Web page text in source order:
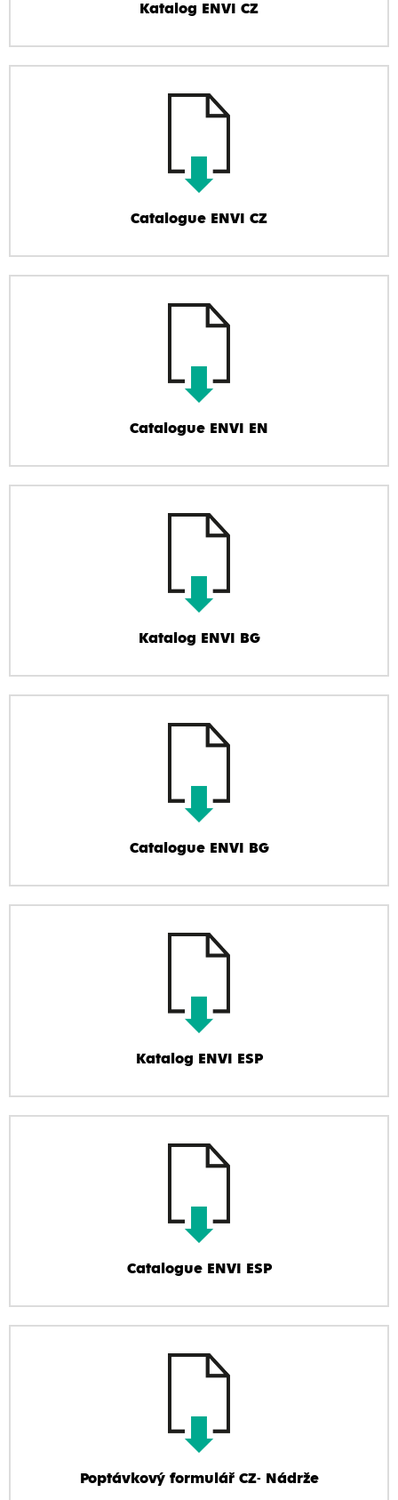
Katalog ENVI CZ
Catalogue ENVI CZ
Catalogue ENVI EN
Katalog ENVI BG
Catalogue ENVI BG
Katalog ENVI ESP
Catalogue ENVI ESP
Poptávkový formulář CZ- Nádrže